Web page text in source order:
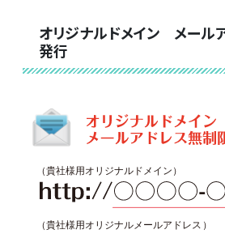
オリジナルドメイン メール
発行